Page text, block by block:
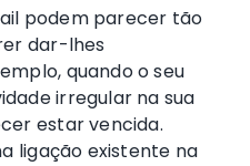
podem parecer tão
dar-lhes
quando o seu
irregular na sua
estar vencida.
ligação existente na